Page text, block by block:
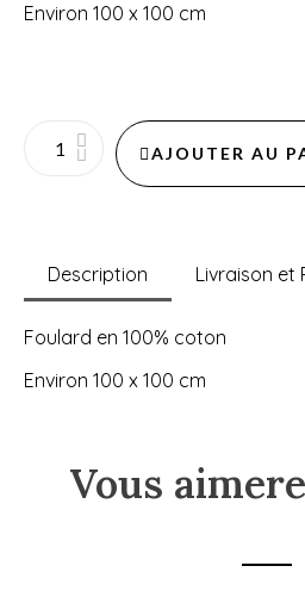
Environ 100 x 100 cm
AJOUTER AU
Description Livraison et
Foulard en 100% coton
Environ 100 x 100 cm
Vous